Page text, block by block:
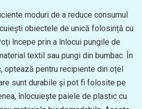
moduri de a reduce consumul
obiectele de unică folosință cu
începe prin a înlocui pungile de
textil sau pungi din bumbac. În
optează pentru recipiente din oțel
sunt durabile și pot fi folosite pe
înlocuiește paiele de plastic cu